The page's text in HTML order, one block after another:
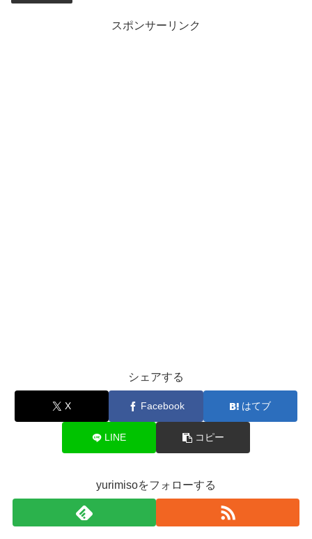
スポンサーリンク
シェアする
X Facebook はてブ
LINE コピー
yurimisoをフォローする